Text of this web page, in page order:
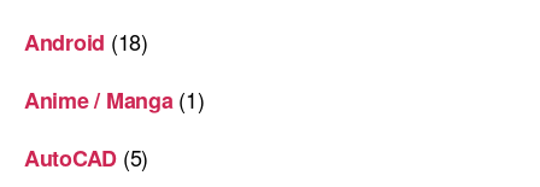
Android (18)
Anime / Manga(1)
AutoCAD (5)